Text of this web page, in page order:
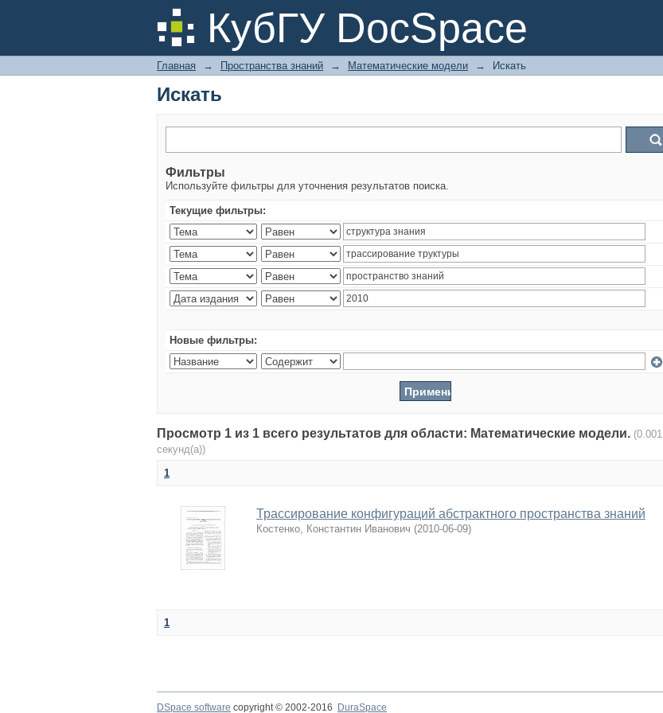
КубГУ DocSpace
Искать
Главная → Пространства знаний → Математические модели → Искать
Искать
Фильтры
Используйте фильтры для уточнения результатов поиска.
Текущие фильтры:
Новые фильтры:
Просмотр 1 из 1 всего результатов для области: Математические модели. (0.001
секунд(а))
1
Трассирование конфигураций абстрактного пространства знаний
Костенко, Константин Иванович (2010-06-09)
1
DSpace software copyright © 2002-2016 DuraSpace